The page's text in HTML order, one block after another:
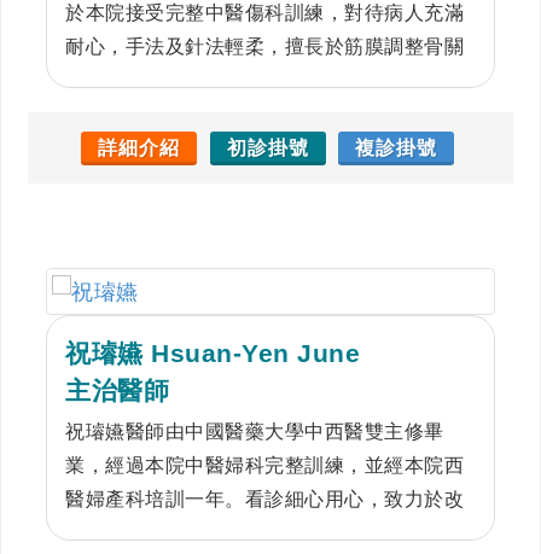
於本院接受完整中醫傷科訓練，對待病人充滿
耐心，手法及針法輕柔，擅長於筋膜調整骨關
詳細介紹
初診掛號 複診掛號
祝璿嬿 Hsuan-Yen June
主治醫師
祝璿嬿醫師由中國醫藥大學中西醫雙主修畢
業，經過本院中醫婦科完整訓練，並經本院西
醫婦產科培訓一年。看診細心用心，致力於改